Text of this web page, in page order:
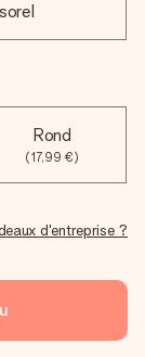
Rond
(17,99 €)
d'entreprise ?